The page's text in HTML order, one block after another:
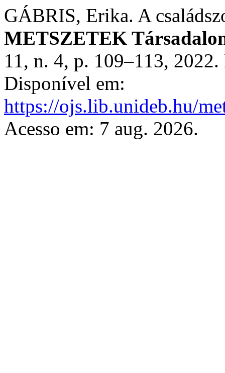
GÁBRIS, Erika. A
METSZETEK
11, n. 4, p. 109–113,
Disponível em:
https://ojs.lib.unideb.hu/
Acesso em: 7 aug. 2026.